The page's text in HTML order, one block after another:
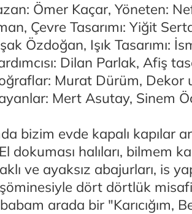
Ömer Kaçar, Yöneten:
Çevre Tasarımı: Yiğit
Özdoğan, Işık Tasarımı:
Dilan Parlak, Afiş
Murat Dürüm, Dekor
Mert Asutay, Sinem
bizim evde kapalı kapılar
dokuması halıları, bilmem
ve ayaksız abajurları, is
dört dörtlük
babam arada bir "Karıcığım,